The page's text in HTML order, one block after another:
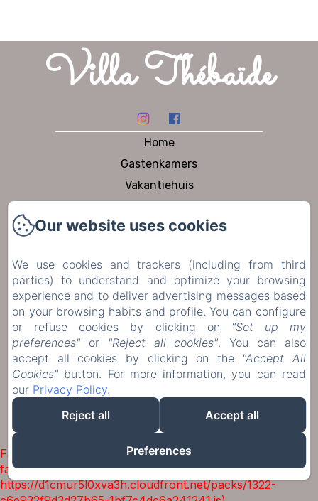
Villa Thébaïde
Home
Gastenkamers
Vakantiehuis
Tuin en zwembad
Contact
Politique de confidentialité
Informations légales
Informations sur les cookies
Verkoopvoorwaarden
Mogelijk gemaakt met Amenitiz
Failed to load BookingEngine/index: Loading chunk 1322
failed. (missing:
https://d1cmur5l0xva3h.cloudfront.net/packs/1322-
Our website uses cookies
We use cookies and trackers (including from third
parties) to understand and optimize your browsing
experience and to deliver advertising messages based
on your browsing habits and profile. You can configure
or refuse cookies by clicking on
"Set up my
preferences" or "Reject all cookies". You can also
accept all cookies by clicking on the "Accept All
Cookies" button. For more information, you can read
our Privacy Policy.
Reject all
Accept all
Preferences